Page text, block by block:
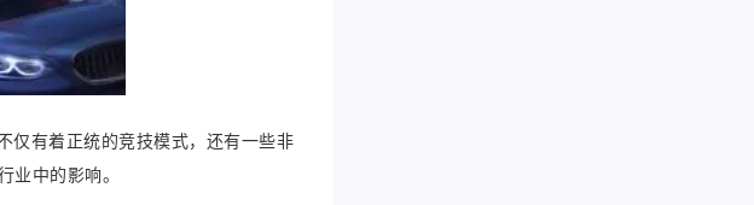
仅有着正统的竞技模式，还有一些非
中的影响。